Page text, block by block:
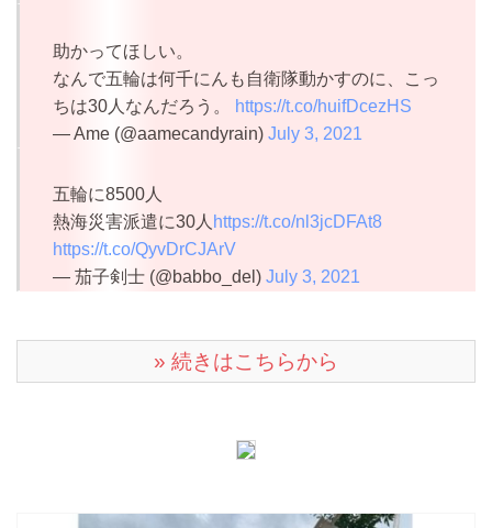
助かってほしい。
なんで五輪は何千にんも自衛隊動かすのに、こっ
ちは30人なんだろう。
https://t.co/huifDcezHS
— Ame (@aamecandyrain) July 3, 2021
五輪に8500人
熱海災害派遣に30人 https://t.co/nl3jcDFAt8
https://t.co/QyvDrCJArV
— 茄子剣士 (@babbo_del) July 3, 2021
» 続きはこちらから